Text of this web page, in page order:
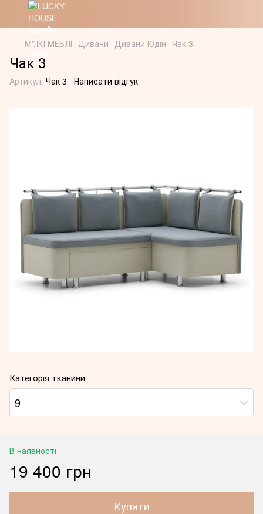
М'ЯКІ МЕБЛІ Дивани Дивани Юдін Чак 3
Чак 3
Артикул: Чак 3 Написати відгук
Категорія тканини
9
В наявності
19 400 грн
Купити